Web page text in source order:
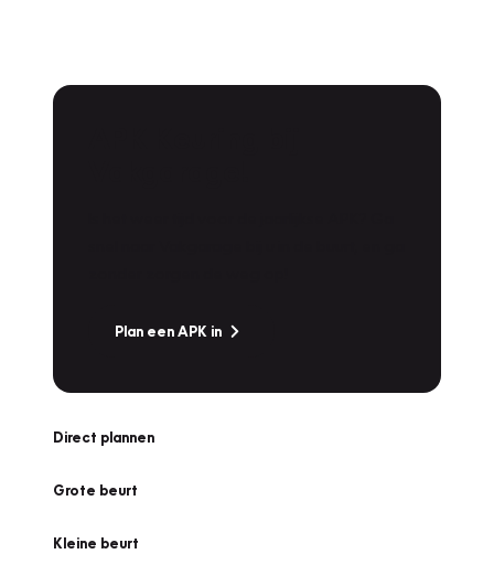
Plan een APK in
Direct plannen
Grote beurt
Kleine beurt